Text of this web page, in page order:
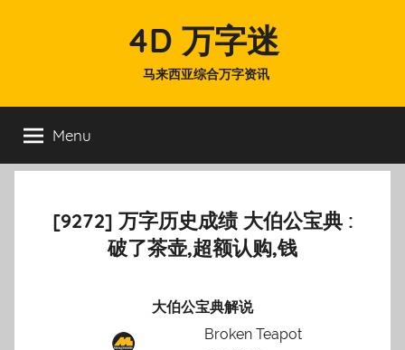
4D 万字迷
马来西亚综合万字资讯
Menu
[9272] 万字历史成绩 大伯公宝典 :
破了茶壶,超额认购,钱
大伯公宝典解说
Broken Teapot